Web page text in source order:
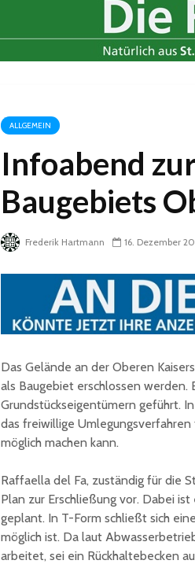
ALLGEMEIN
Infoabend
Baugebiets
Frederik Hartmann 16. Dezember
Das Gelände an der Oberen
als Baugebiet erschlossen
Grundstückseigentümern geführt.
das freiwillige
möglich machen kann.
Raffaella del Fa, zuständig für die
Plan zur Erschließung vor. Dabei
geplant. In T-Form schließt sich
möglich ist. Da laut
arbeitet, sei ein Rückhaltebecken